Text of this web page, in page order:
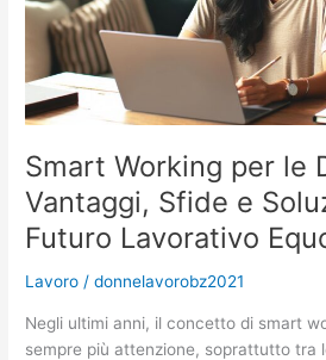
e
Rappresentanza
Femminile
Smart Working per le
Vantaggi, Sfide e
Futuro Lavorativo
Lavoro /donnelavorobz2021
Negli ultimi anni, il concetto di smart
sempre più attenzione, soprattutto tra